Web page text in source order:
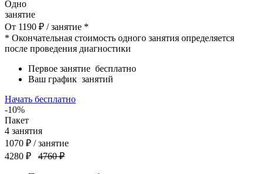
Одно
занятие
От 1190 ₽ / занятие *
* Окончательная стоимость одного занятия определяется
после проведения диагностики
Первое занятие бесплатно
Ваш график занятий
Начать бесплатно
-10%
Пакет
4 занятия
1070 ₽ / занятие
4280 ₽
4760 ₽